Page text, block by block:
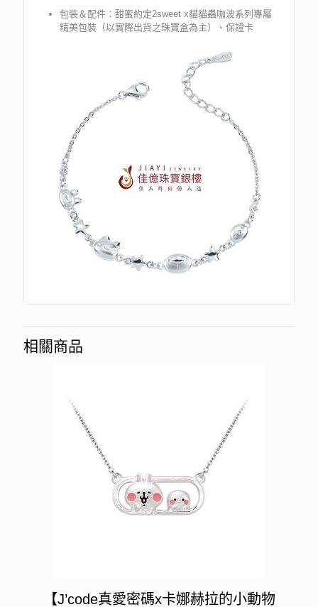
包裝＆配件：甜蜜約定2sweet x貓貓蟲咖波系列專屬
精美包裝（以實際出貨之珠寶盒為主）、保證卡
相關商品
【J’code真愛密碼x卡娜赫拉的小動物